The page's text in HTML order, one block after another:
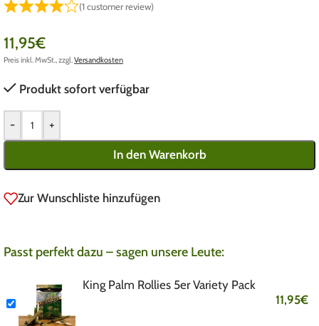
(1customer review)
11,95€
Preis inkl. MwSt., zzgl. Versandkosten
Produkt sofort verfügbar
- +
In den Warenkorb
Zur Wunschliste hinzufügen
Passt perfekt dazu – sagen unsere Leute:
King Palm Rollies 5er Variety Pack
11,95€